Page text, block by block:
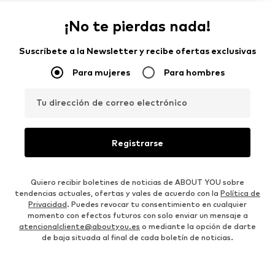
¡No te pierdas nada!
Suscríbete a la Newsletter y recibe ofertas exclusivas
Para mujeres Para hombres
Tu dirección de correo electrónico
Registrarse
Quiero recibir boletines de noticias de ABOUT YOU sobre
tendencias actuales, ofertas y vales de acuerdo con la Política de
Privacidad. Puedes revocar tu consentimiento en cualquier
momento con efectos futuros con solo enviar un mensaje a
atencionalcliente@aboutyou.es o mediante la opción de darte
de baja situada al final de cada boletín de noticias.